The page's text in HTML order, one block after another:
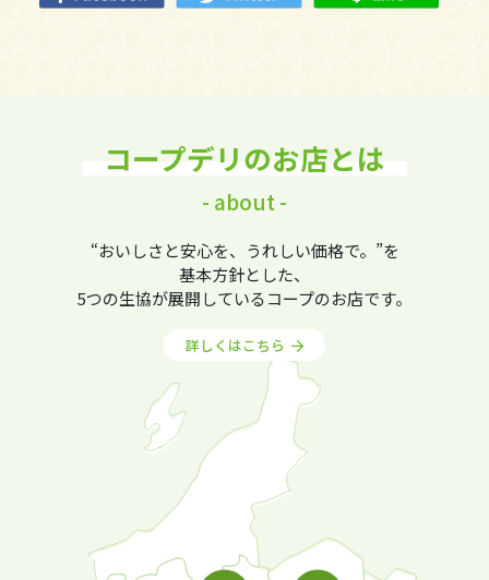
コープデリのお店とは
- about -
“おいしさと安心を、うれしい価格で。”を
基本方針とした、
5つの生協が展開しているコープのお店です。
詳しくはこちら